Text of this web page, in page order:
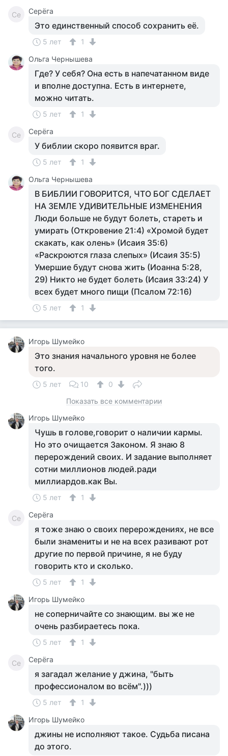
Се Серёга
Это единственный способ сохранить её.
5 лет
1
Ольга Чернышева
Где? У себя? Она есть в напечатанном виде
и вполне доступна. Есть в интернете,
можно читать.
5 лет 1
Се Серёга
У библии скоро появится враг.
5 лет
1
Ольга Чернышева
В БИБЛИИ ГОВОРИТСЯ, ЧТО БОГ СДЕЛАЕТ
НА ЗЕМЛЕ УДИВИТЕЛЬНЫЕ ИЗМЕНЕНИЯ
Люди больше не будут болеть, стареть и
умирать (Откровение 21:4) «Хромой будет
скакать, как олень» (Исаия 35:6)
«Раскроются глаза слепых» (Исаия 35:5)
Умершие будут снова жить (Иоанна 5:28,
29) Никто не будет болеть (Исаия 33:24) У
всех будет много пищи (Псалом 72:16)
5 лет 1
Игорь Шумейко
Это знания начального уровня не более
того.
5 лет 10
0
Показать все комментарии
Игорь Шумейко
Чушь в голове,говорит о наличии кармы.
Но это очищается Законом. Я знаю 8
перерождений своих. И задание выполняет
сотни миллионов людей.ради
миллиардов.как Вы.
5 лет 1
Се Серёга
я тоже знаю о своих перерождениях, не все
были знамениты и не на всех разивают рот
другие по первой причине, я не буду
говорить кто и сколько.
5 лет
1
Игорь Шумейко
не соперничайте со знающим. вы же не
очень разбираетесь пока.
5 лет 1
Се Серёга
я загадал желание у джина, "быть
профессионалом во всём".)))
5 лет
1
Игорь Шумейко
джины не исполняют такое. Судьба писана
до этого.